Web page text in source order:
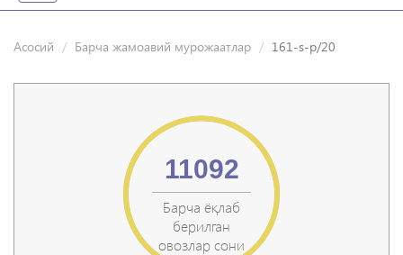
navigation
Асосий Барча жамоавий мурожаатлар 161-s-p/20
Барча ёқлаб
берилган
овозлар сони
11092